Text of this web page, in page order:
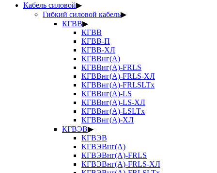
Кабель силовой▶
Гибкий силовой кабель▶
КГВВ▶
КГВВ
КГВВ-П
КГВВ-ХЛ
КГВВнг(А)
КГВВнг(А)-FRLS
КГВВнг(А)-FRLS-ХЛ
КГВВнг(А)-FRLSLTx
КГВВнг(А)-LS
КГВВнг(А)-LS-ХЛ
КГВВнг(А)-LSLTx
КГВВнг(А)-ХЛ
КГВЭВ▶
КГВЭВ
КГВЭВнг(А)
КГВЭВнг(А)-FRLS
КГВЭВнг(А)-FRLS-ХЛ